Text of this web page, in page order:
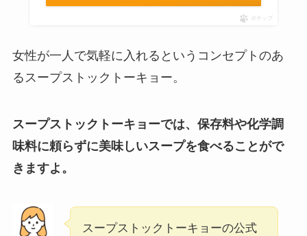
ポチップ
女性が一人で気軽に入れるというコンセプトのあ
るスープストックトーキョー。
スープストックトーキョーでは、保存料や化学調
味料に頼らずに美味しいスープを食べることがで
きますよ。
スープストックトーキョーの公式